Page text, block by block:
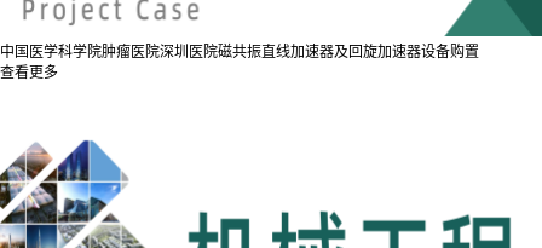
中国医学科学院肿瘤医院深圳医院磁共振直线加速器及回旋加速器设备购置
查看更多